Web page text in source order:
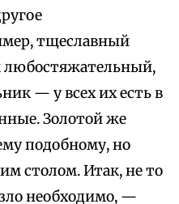
тщеславный
любостяжательный,
— у всех их есть в
Золотой же
подобному, но
столом. Итак, не то
необходимо, —